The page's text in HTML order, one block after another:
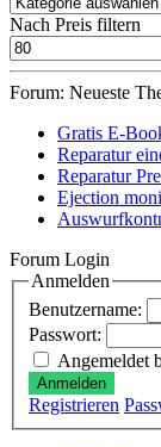
Nach Preis filtern
Min.
Preis
Forum: Neueste
Gratis E-
Reparatur
Reparatur
Ejection
Forum Login
Anmelden
Benutzername:
Passwort:
Angemeldet
Anmelden
Registrieren